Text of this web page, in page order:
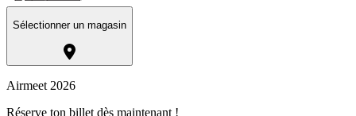
Sélectionner un magasin
Airmeet 2026
Réserve ton billet dès maintenant !